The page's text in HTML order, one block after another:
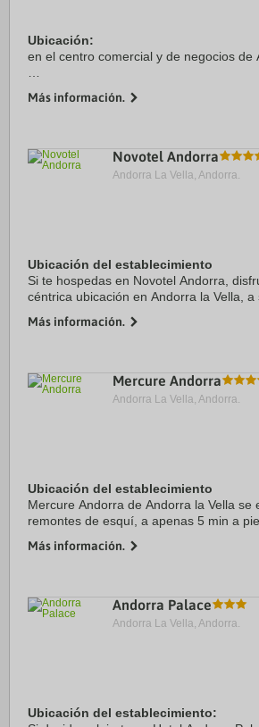
Ubicación:
en el centro comercial y de negocios de
dispone de 90 habitaciones equipadas
secador de pelo y grifería termostática,
Más información.
Novotel Andorra
Andorra La Vella, Andorra.
Ubicación del establecimiento
Si te hospedas en Novotel Andorra,
céntrica ubicación en Andorra la Vella, a
Pueblo. Además, este hotel para ...
Más información.
Mercure Andorra
Andorra La Vella, Andorra.
Ubicación del establecimiento
Mercure Andorra de Andorra la Vella se
remontes de esquí, a apenas 5 min a
Pueblo. Además, este hotel con spa se ...
Más información.
Andorra Palace
Andorra La Vella, Andorra.
Ubicación del establecimiento: